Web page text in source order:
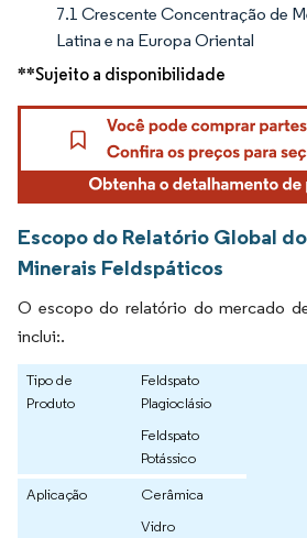
7.1 Crescente Concentração de
Latina e na Europa Oriental
**Sujeito a disponibilidade
Escopo do Relatório Global
Minerais Feldspáticos
O escopo do relatório do mercado
inclui:.
Tipo de
Produto
Feldspato
Plagioclásio
Feldspato
Potássico
Aplicação
Cerâmica
Vidro